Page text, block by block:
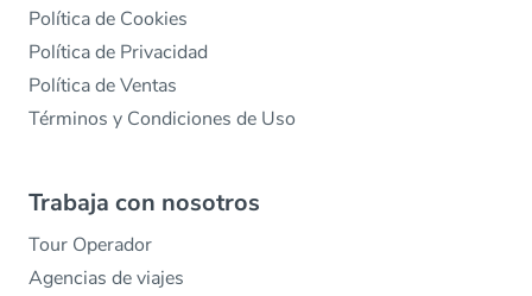
Política de Cookies
Política de Privacidad
Política de Ventas
Términos y Condiciones de Uso
Trabaja con nosotros
Tour Operador
Agencias de viajes